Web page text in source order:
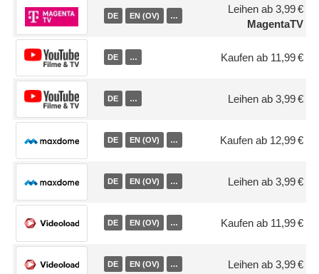
DE EN (OV) …
Leihen ab 3,99 €
MagentaTV
DE … Kaufen ab 11,99 €
DE … Leihen ab 3,99 €
DE EN (OV) … Kaufen ab 12,99 €
DE EN (OV) … Leihen ab 3,99 €
DE EN (OV) … Kaufen ab 11,99 €
DE EN (OV) … Leihen ab 3,99 €